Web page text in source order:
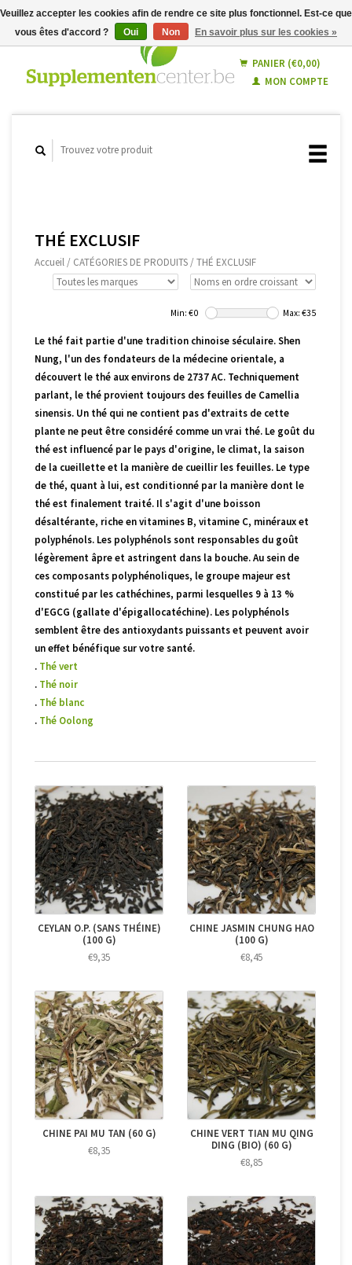
Français
PANIER (€0,00)
MON COMPTE
THÉ EXCLUSIF
Accueil / CATÉGORIES DE PRODUITS /THÉ EXCLUSIF
Min: €0 Max: €35
Le thé fait partie d'une tradition chinoise séculaire. Shen
Nung, l'un des fondateurs de la médecine orientale, a
découvert le thé aux environs de 2737 AC. Techniquement
parlant, le thé provient toujours des feuilles de Camellia
sinensis. Un thé qui ne contient pas d'extraits de cette
plante ne peut être considéré comme un vrai thé. Le goût du
thé est influencé par le pays d'origine, le climat, la saison
de la cueillette et la manière de cueillir les feuilles. Le type
de thé, quant à lui, est conditionné par la manière dont le
thé est finalement traité. Il s'agit d'une boisson
désaltérante, riche en vitamines B, vitamine C, minéraux et
polyphénols. Les polyphénols sont responsables du goût
légèrement âpre et astringent dans la bouche. Au sein de
ces composants polyphénoliques, le groupe majeur est
constitué par les cathéchines, parmi lesquelles 9 à 13 %
d'EGCG (gallate d'épigallocatéchine). Les polyphénols
semblent être des antioxydants puissants et peuvent avoir
un effet bénéfique sur votre santé.
. Thé vert
. Thé noir
. Thé blanc
. Thé Oolong
CEYLAN O.P. (SANS THÉINE)
(100 G)
€9,35
CHINE JASMIN CHUNG HAO
(100 G)
€8,45
CHINE PAI MU TAN (60 G)
€8,35
CHINE VERT TIAN MU QING
DING (BIO) (60 G)
€8,85
Veuillez accepter les cookies afin de rendre ce site plus fonctionnel. Est-ce que
vous êtes d'accord ?
Oui Non En savoir plus sur les cookies »